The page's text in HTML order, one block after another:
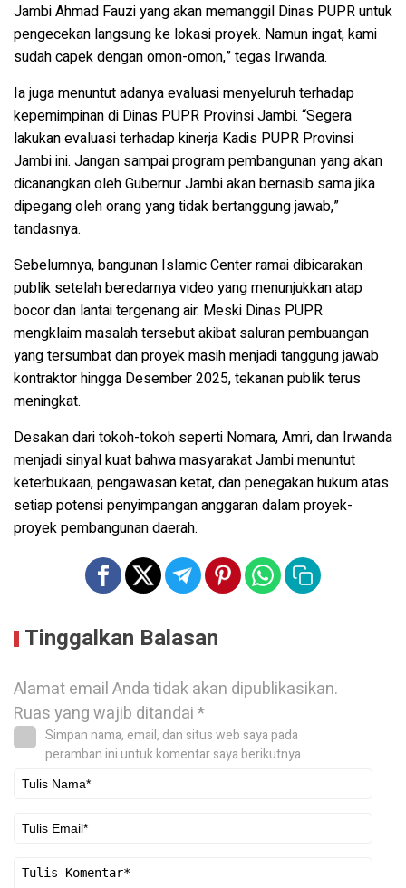
Jambi Ahmad Fauzi yang akan memanggil Dinas PUPR untuk
pengecekan langsung ke lokasi proyek. Namun ingat, kami
sudah capek dengan omon-omon,” tegas Irwanda.
Ia juga menuntut adanya evaluasi menyeluruh terhadap
kepemimpinan di Dinas PUPR Provinsi Jambi. “Segera
lakukan evaluasi terhadap kinerja Kadis PUPR Provinsi
Jambi ini. Jangan sampai program pembangunan yang akan
dicanangkan oleh Gubernur Jambi akan bernasib sama jika
dipegang oleh orang yang tidak bertanggung jawab,”
tandasnya.
Sebelumnya, bangunan Islamic Center ramai dibicarakan
publik setelah beredarnya video yang menunjukkan atap
bocor dan lantai tergenang air. Meski Dinas PUPR
mengklaim masalah tersebut akibat saluran pembuangan
yang tersumbat dan proyek masih menjadi tanggung jawab
kontraktor hingga Desember 2025, tekanan publik terus
meningkat.
Desakan dari tokoh-tokoh seperti Nomara, Amri, dan Irwanda
menjadi sinyal kuat bahwa masyarakat Jambi menuntut
keterbukaan, pengawasan ketat, dan penegakan hukum atas
setiap potensi penyimpangan anggaran dalam proyek-
proyek pembangunan daerah.
Tinggalkan Balasan
Alamat email Anda tidak akan dipublikasikan.
Ruas yang wajib ditandai*
Simpan nama, email, dan situs web saya pada
peramban ini untuk komentar saya berikutnya.